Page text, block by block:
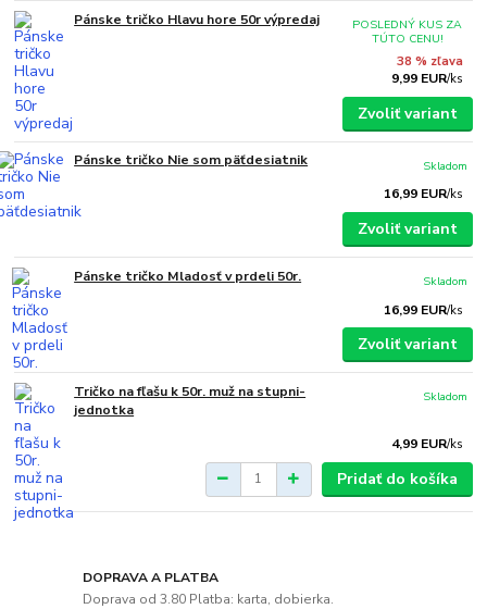
Pánske tričko Hlavu hore 50r výpredaj
38 % zľava
9,99 EUR/ks
POSLEDNÝ KUS ZA
TÚTO CENU!
Zvoliť variant
Pánske tričko Nie som päťdesiatnik
16,99 EUR/ks
Skladom
Zvoliť variant
Pánske tričko Mladosť v prdeli 50r.
16,99 EUR/ks
Skladom
Zvoliť variant
Tričko na fľašu k 50r. muž na stupni-
jednotka
4,99 EUR/ks
Skladom
Pridať do košíka
DOPRAVA A PLATBA
Doprava od 3.80 Platba: karta, dobierka.